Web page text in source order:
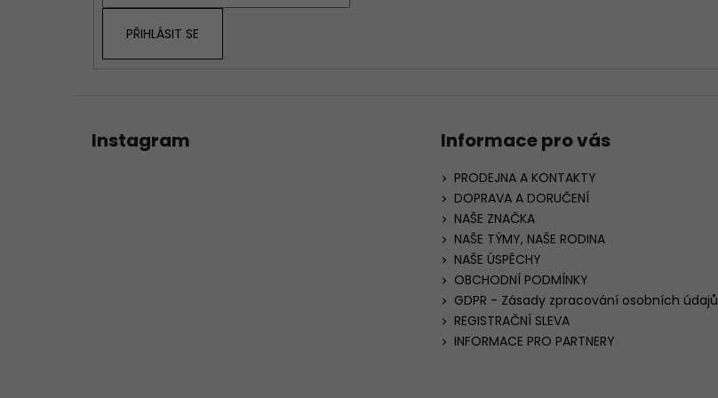
PŘIHLÁSIT SE
Instagram Informace pro vás
PRODEJNA A KONTAKTY
DOPRAVA A DORUČENÍ
NAŠE ZNAČKA
NAŠE TÝMY, NAŠE RODINA
NAŠE ÚSPĚCHY
OBCHODNÍ PODMÍNKY
GDPR - Zásady zpracování osobních údajů
REGISTRAČNÍ SLEVA
INFORMACE PRO PARTNERY